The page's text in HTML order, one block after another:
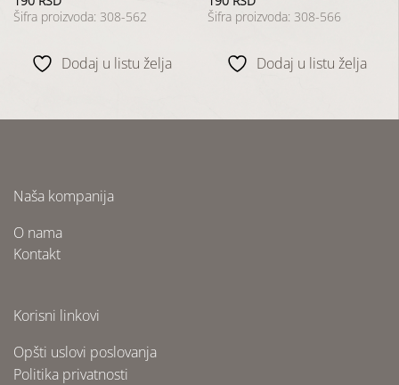
Šifra proizvoda: 308-562
Dodaj u listu želja
Šifra proizvoda: 308-566
Dodaj u listu želja
Naša kompanija
O nama
Kontakt
Korisni linkovi
Opšti uslovi poslovanja
Politika privatnosti